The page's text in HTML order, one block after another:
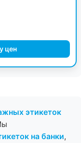
цен
этикеток
на банки,